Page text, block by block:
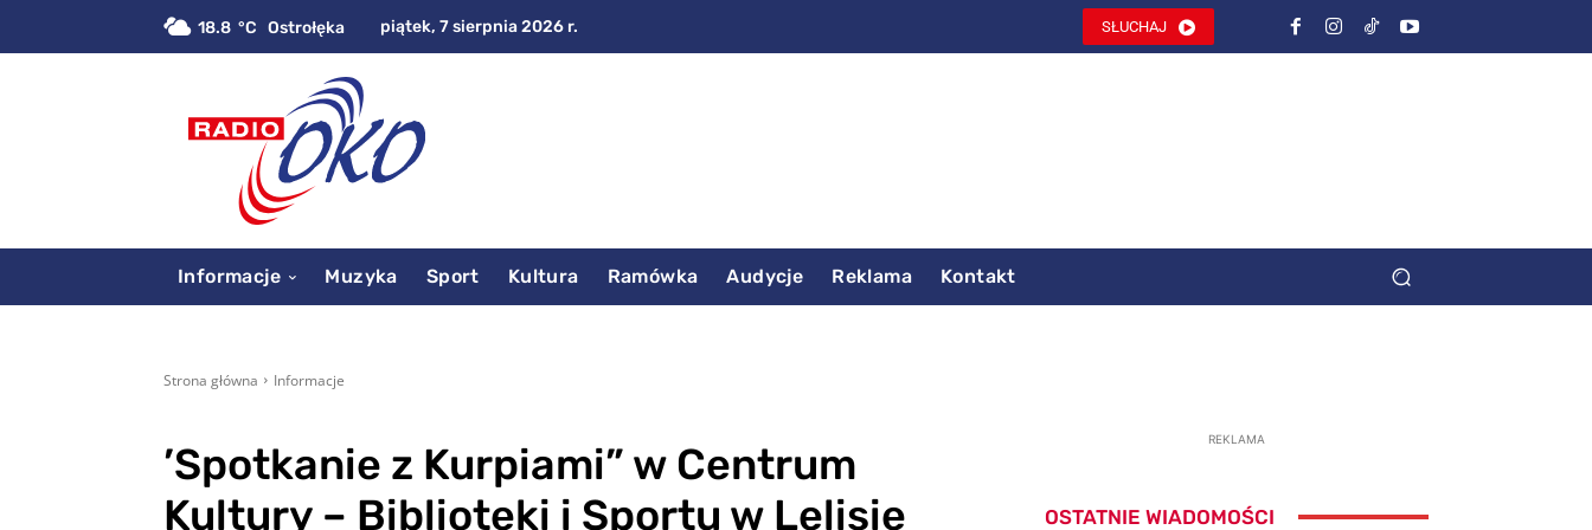
18.8 C Ostrołęka piątek, 7 sierpnia 2026 r. SŁUCHAJ
Informacje Muzyka Sport Kultura Ramówka Audycje Reklama Kontakt
Strona główna Informacje
’Spotkanie z Kurpiami” w Centrum
Kultury – Biblioteki i Sportu w Lelisie
REKLAMA
OSTATNIE WIADOMOŚCI